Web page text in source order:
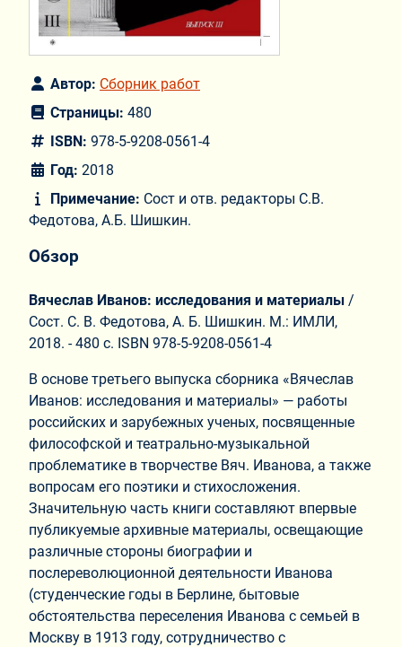
Автор: Сборник работ
Страницы: 480
ISBN: 978-5-9208-0561-4
Год: 2018
Примечание: Сост и отв. редакторы С.В.
Федотова, А.Б. Шишкин.
Обзор
Вячеслав Иванов: исследования и материалы /
Сост. С. В. Федотова, А. Б. Шишкин. М.: ИМЛИ,
2018. - 480 с. ISBN 978-5-9208-0561-4
В основе третьего выпуска сборника «Вячеслав
Иванов: исследования и материалы» — работы
российских и зарубежных ученых, посвященные
философской и театрально-музыкальной
проблематике в творчестве Вяч. Иванова, а также
вопросам его поэтики и стихосложения.
Значительную часть книги составляют впервые
публикуемые архивные материалы, освещающие
различные стороны биографии и
послереволюционной деятельности Иванова
(студенческие годы в Берлине, бытовые
обстоятельства переселения Иванова с семьей в
Москву в 1913 году, сотрудничество с